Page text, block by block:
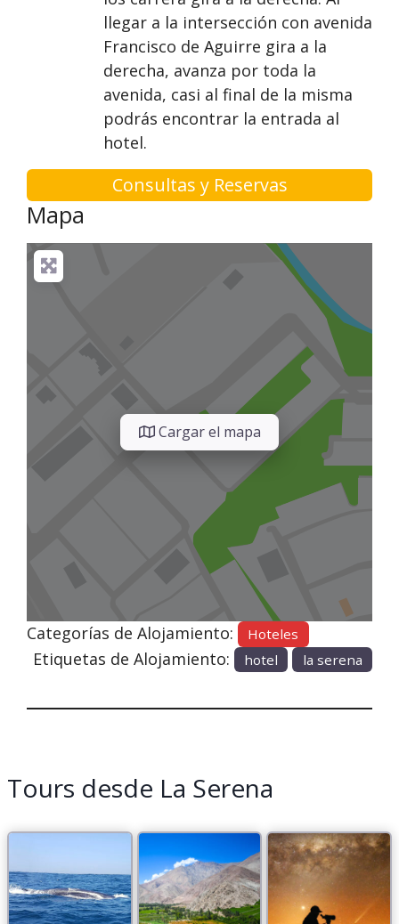
llegar a la intersección con avenida
Francisco de Aguirre gira a la
derecha, avanza por toda la
avenida, casi al final de la misma
podrás encontrar la entrada al
hotel.
Consultas y Reservas
Mapa
Cargar el mapa
Categorías de Alojamiento: Hoteles
Etiquetas de Alojamiento: hotel la serena
Tours desde La Serena